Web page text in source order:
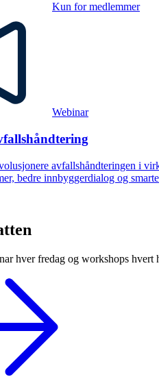
Kun for medlemmer
Webinar
avfallshåndteringen i
bedre innbyggerdialog og
hver fredag og workshops